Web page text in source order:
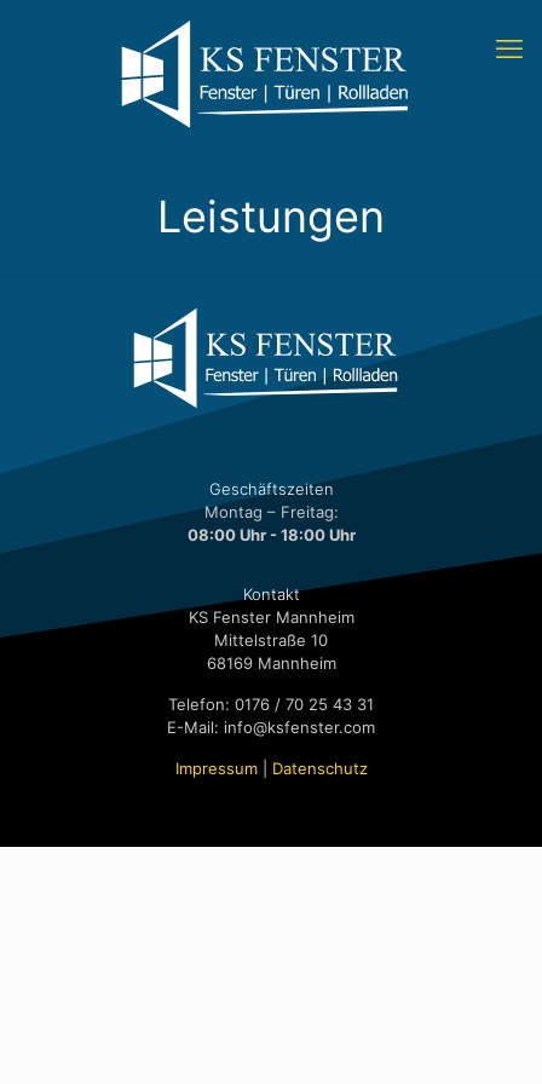
Leistungen
Geschäftszeiten
Montag – Freitag:
08:00 Uhr - 18:00 Uhr
Kontakt
KS Fenster Mannheim
Mittelstraße 10
68169 Mannheim
Telefon: 0176 / 70 25 43 31
E-Mail: info@ksfenster.com
Impressum| Datenschutz